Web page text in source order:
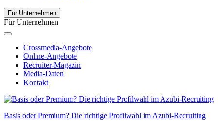
Für Unternehmen
Für Unternehmen
Crossmedia-Angebote
Online-Angebote
Recruiter-Magazin
Media-Daten
Kontakt
Basis oder Premium? Die richtige Profilwahl im Azubi-Recruiting